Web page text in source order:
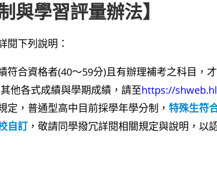
與學習評量辦法】
閱下列說明：
符合資格者(40～59分)且有辦理補考之科目，
他各式成績與學期成績，請至https://
定，普通型高中目前採學年學分制， 特殊生符
自訂 ，敬請同學撥冗詳閱相關規定與說明，以